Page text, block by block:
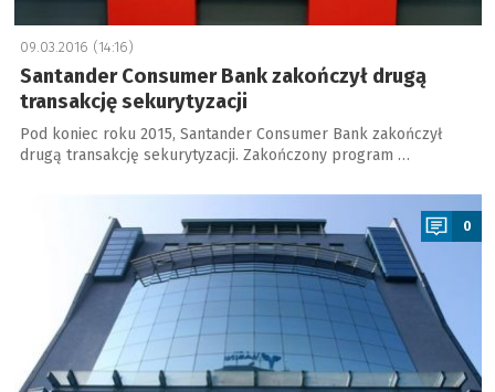
09.03.2016 (14:16)
Santander Consumer Bank zakończył drugą
transakcję sekurytyzacji
Pod koniec roku 2015, Santander Consumer Bank zakończył
drugą transakcję sekurytyzacji. Zakończony program …
0